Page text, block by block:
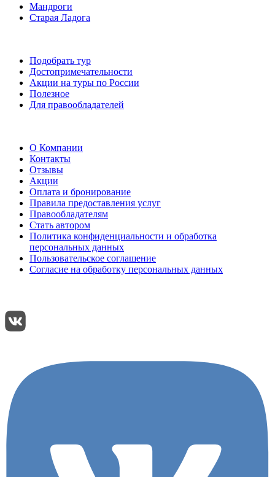
Мандроги
Старая Ладога
Подобрать тур
Достопримечательности
Акции на туры по России
Полезное
Для правообладателей
О Компании
Контакты
Отзывы
Акции
Оплата и бронирование
Правила предоставления услуг
Правообладателям
Стать автором
Политика конфиденциальности и обработка
персональных данных
Пользовательское соглашение
Согласие на обработку персональных данных